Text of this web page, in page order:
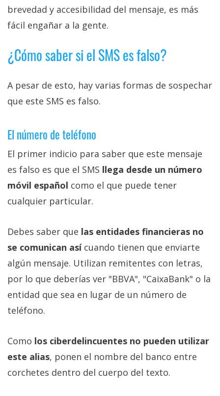
brevedad y accesibilidad del mensaje, es más
fácil engañar a la gente.
¿Cómo saber si el SMS es falso?
A pesar de esto, hay varias formas de sospechar
que este SMS es falso.
El número de teléfono
El primer indicio para saber que este mensaje
es falso es que el SMS llega desde un número
móvil español como el que puede tener
cualquier particular.
Debes saber que las entidades financieras no
se comunican asícuando tienen que enviarte
algún mensaje. Utilizan remitentes con letras,
por lo que deberías ver "BBVA", "CaixaBank" o la
entidad que sea en lugar de un número de
teléfono.
Como los ciberdelincuentes no pueden utilizar
este alias, ponen el nombre del banco entre
corchetes dentro del cuerpo del texto.